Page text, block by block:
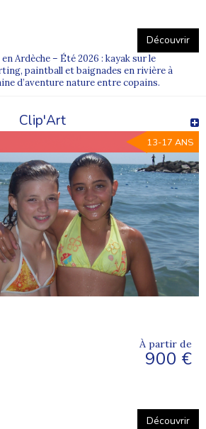
Découvrir
Ardèche – Été 2026 : kayak sur le
paintball et baignades en rivière à
d’aventure nature entre copains.
Clip'Art
13-17 ANS
À partir de
900 €
Découvrir